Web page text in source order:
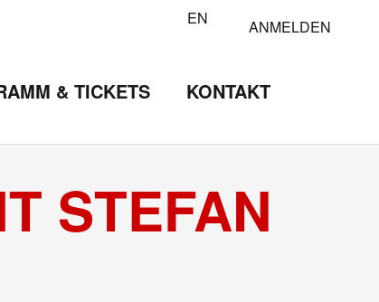
EN ANMELDEN
& TICKETS KONTAKT
STEFAN